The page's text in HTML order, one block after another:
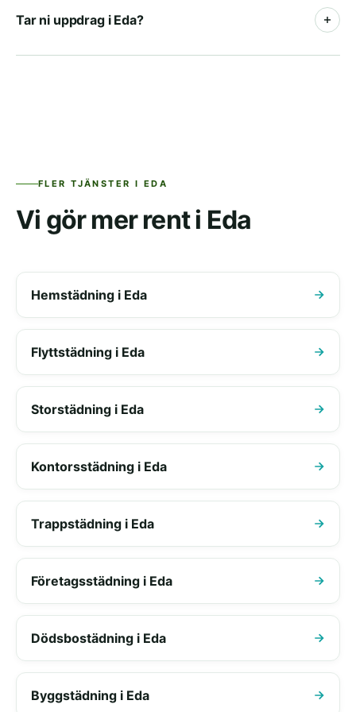
vanligt med momsavdrag, ofta som ett
återkommande uppdrag. Vi kombinerar gärna städ
och fönsterputs i samma avtal.
Tar ni uppdrag i Eda?
FLER TJÄNSTER I EDA
Vi gör mer rent i Eda
Hemstädning i Eda
Flyttstädning i Eda
Storstädning i Eda
Kontorsstädning i Eda
Trappstädning i Eda
Företagsstädning i Eda
Dödsbostädning i Eda
Byggstädning i Eda